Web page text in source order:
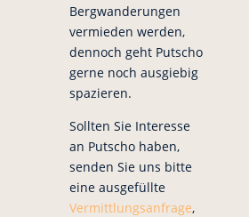
Bergwanderungen
vermieden werden,
dennoch geht Putscho
gerne noch ausgiebig
spazieren.
Sollten Sie Interesse
an Putscho haben,
senden Sie uns bitte
eine ausgefüllte
Vermittlungsanfrage,